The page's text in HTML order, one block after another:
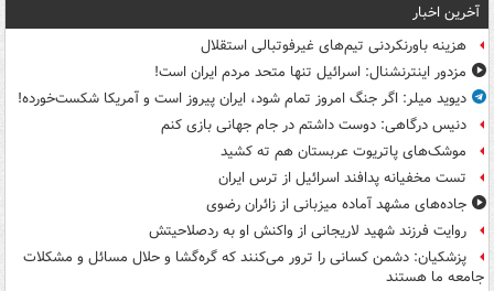
آخرین اخبار
هزینه باورنکردنی تیم‌های غیرفوتبالی استقلال
مزدور اینترنشنال: اسرائیل تنها متحد مردم ایران است!
دیوید میلر: اگر جنگ امروز تمام شود، ایران پیروز است و آمریکا شکست‌خورده!
دنیس درگاهی: دوست داشتم در جام جهانی بازی کنم
موشک‌های پاتریوت عربستان هم ته‌ کشید
تست مخفیانه پدافند اسرائیل از ترس ایران
جاده‌های مشهد آماده میزبانی از زائران رضوی
روایت فرزند شهید لاریجانی از واکنش او به ردصلاحیتش
پزشکیان: دشمن کسانی را ترور می‌کنند که گره‌گشا و حلال مسائل و مشکلات
جامعه ما هستند